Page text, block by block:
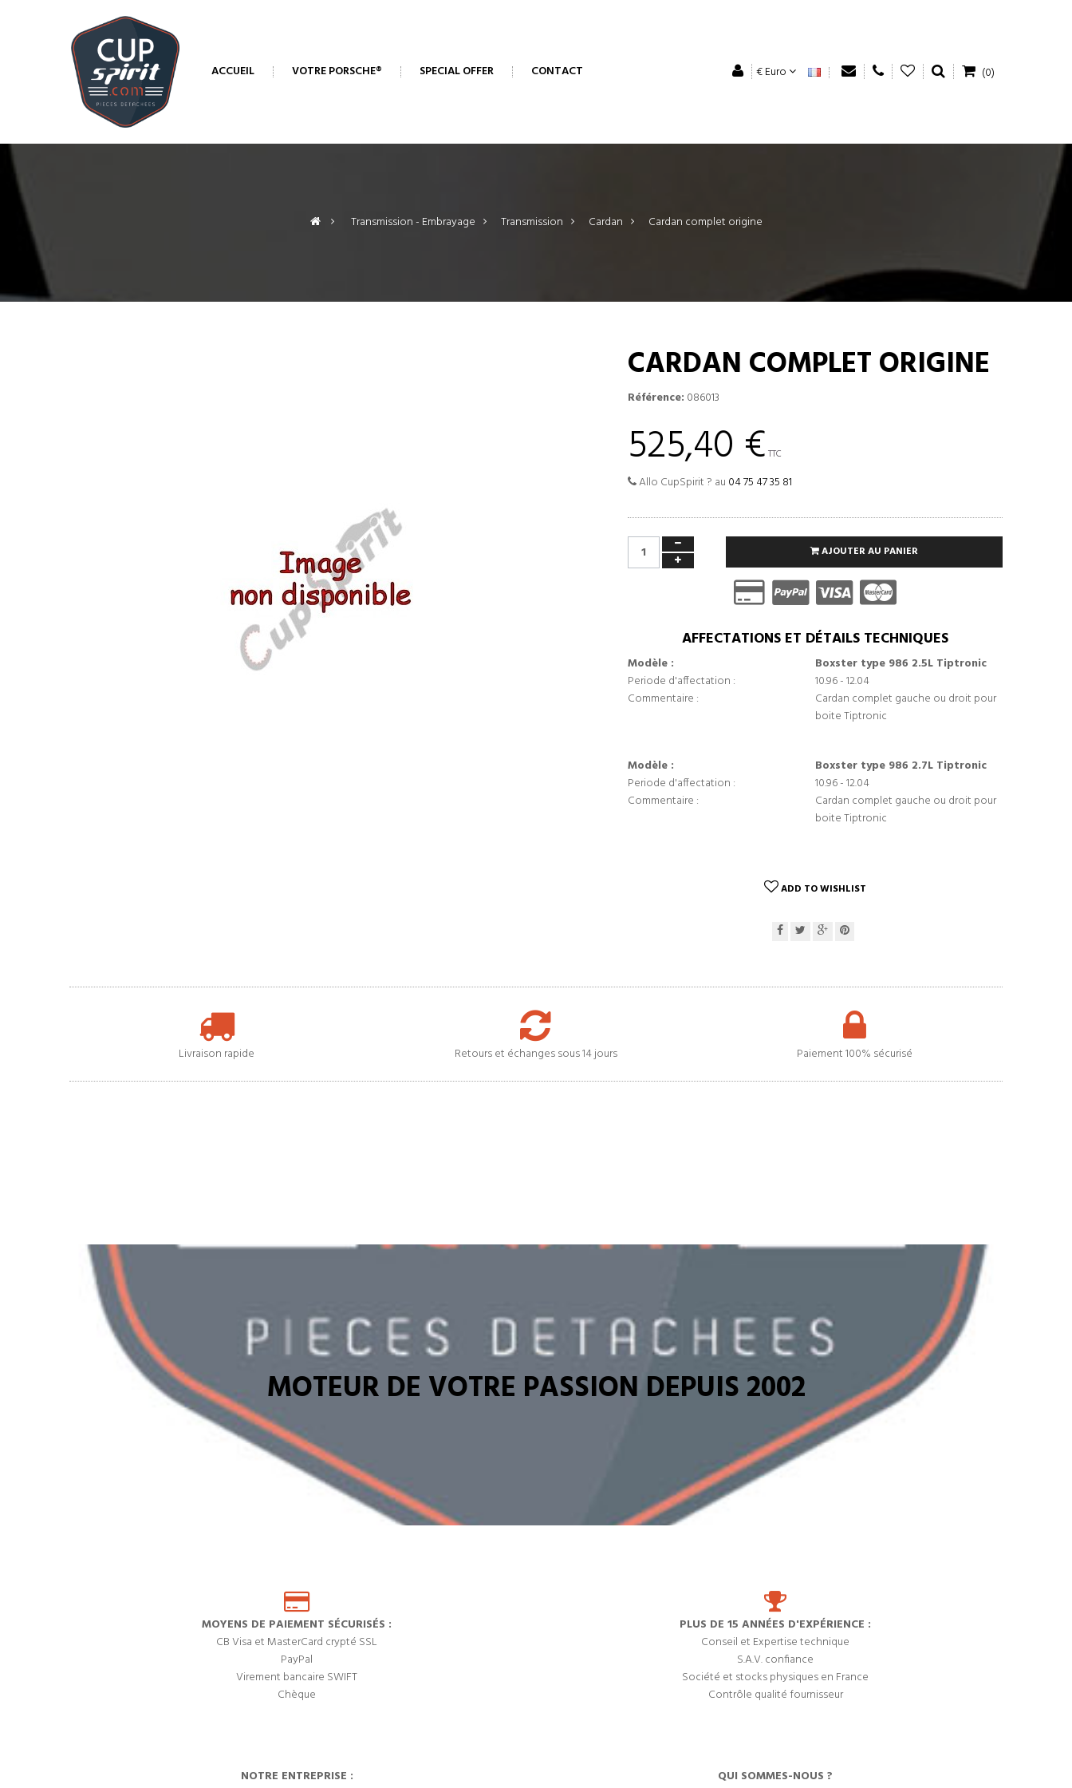
ACCUEIL VOTRE PORSCHE® SPECIAL OFFER CONTACT € Euro (0)
> Transmission - Embrayage > Transmission > Cardan > Cardan complet origine
CARDAN COMPLET ORIGINE
Référence: 086013
525,40 € TTC
Allo CupSpirit ? au 04 75 47 35 81
AJOUTER AU PANIER
AFFECTATIONS ET DÉTAILS TECHNIQUES
Modèle :
Boxster type 986 2.5L Tiptronic
Periode d'affectation :
10.96 - 12.04
Commentaire :
Cardan complet gauche ou droit pour
boite Tiptronic
Modèle :
Boxster type 986 2.7L Tiptronic
Periode d'affectation :
10.96 - 12.04
Commentaire :
Cardan complet gauche ou droit pour
boite Tiptronic
ADD TO WISHLIST
Livraison rapide Retours et échanges sous 14 jours Paiement 100% sécurisé
MOTEUR DE VOTRE PASSION DEPUIS 2002
MOYENS DE PAIEMENT SÉCURISÉS :
CB Visa et MasterCard crypté SSL
PayPal
Virement bancaire SWIFT
Chèque
PLUS DE 15 ANNÉES D'EXPÉRIENCE :
Conseil et Expertise technique
S.A.V. confiance
Société et stocks physiques en France
Contrôle qualité fournisseur
NOTRE ENTREPRISE :
QUI SOMMES-NOUS ?